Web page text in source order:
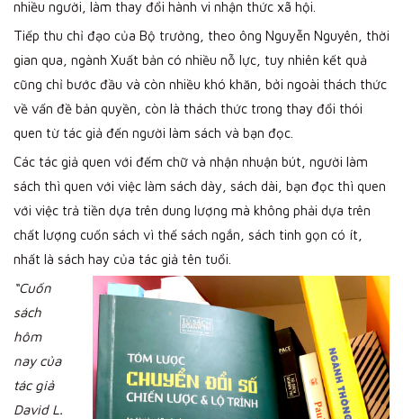
nhiều người, làm thay đổi hành vi nhận thức xã hội.
Tiếp thu chỉ đạo của Bộ trưởng, theo ông Nguyễn Nguyên, thời
gian qua, ngành Xuất bản có nhiều nỗ lực, tuy nhiên kết quả
cũng chỉ bước đầu và còn nhiều khó khăn, bởi ngoài thách thức
về vấn đề bản quyền, còn là thách thức trong thay đổi thói
quen từ tác giả đến người làm sách và bạn đọc.
Các tác giả quen với đếm chữ và nhận nhuận bút, người làm
sách thì quen với việc làm sách dày, sách dài, bạn đọc thì quen
với việc trả tiền dựa trên dung lượng mà không phải dựa trên
chất lượng cuốn sách vì thế sách ngắn, sách tinh gọn có ít,
nhất là sách hay của tác giả tên tuổi.
“Cuốn
sách
hôm
nay của
tác giả
David L.